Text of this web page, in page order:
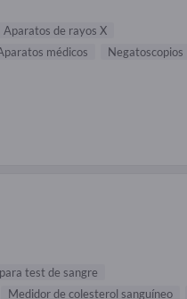
Aparatos de rayos X
médicos
Negatoscopios
test de sangre
Medidor de colesterol sanguíneo